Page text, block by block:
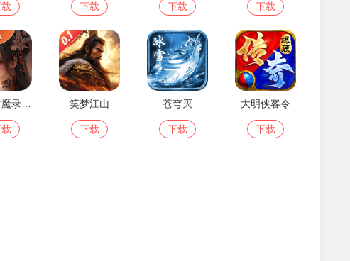
下载 下载 下载
笑梦江山
下载
苍穹灭
下载
大明侠客令
下载